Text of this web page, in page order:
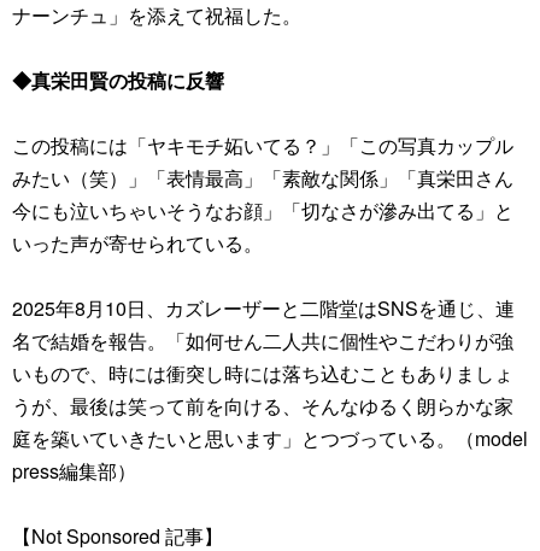
ナーンチュ」を添えて祝福した。
◆真栄田賢の投稿に反響
この投稿には「ヤキモチ妬いてる？」「この写真カップル
みたい（笑）」「表情最高」「素敵な関係」「真栄田さん
今にも泣いちゃいそうなお顔」「切なさが滲み出てる」と
いった声が寄せられている。
2025年8月10日、カズレーザーと二階堂はSNSを通じ、連
名で結婚を報告。「如何せん二人共に個性やこだわりが強
いもので、時には衝突し時には落ち込むこともありましょ
うが、最後は笑って前を向ける、そんなゆるく朗らかな家
庭を築いていきたいと思います」とつづっている。（model
press編集部）
【Not Sponsored 記事】